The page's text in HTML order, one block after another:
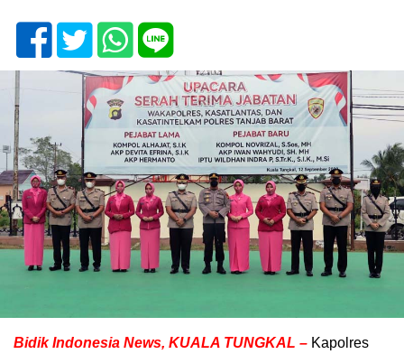
Bidik Indonesia News, KUALA TUNGKAL – Kapolres